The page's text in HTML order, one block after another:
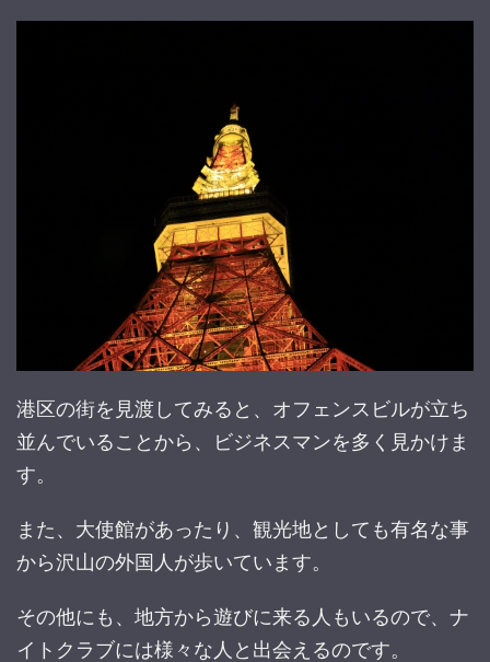
港区の街を見渡してみると、オフェンスビルが立ち
並んでいることから、ビジネスマンを多く見かけま
す。
また、大使館があったり、観光地としても有名な事
から沢山の外国人が歩いています。
その他にも、地方から遊びに来る人もいるので、ナ
イトクラブには様々な人と出会えるのです。